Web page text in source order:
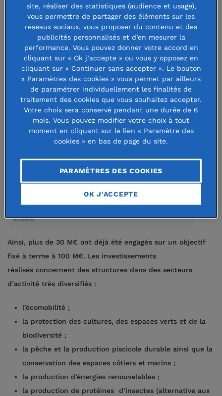
le gérant du fonds a reçu et analysé
plus de 350 dossiers, réalisé 70
rendez-vous avec des
entrepreneurs, et finalisé
l’investissement dans huit structures.
France.
Ainsi, plus de 30 M€ ont déjà été engagés sur un objectif
fixé à terme à 100 M€. Les investissements
réalisés concernent des structures dans des secteurs
d’activité très diversifiés :
l’écomobilité ;
la protection des cultures, des espaces verts et de la
biodiversité ;
la pêche et la production piscicole durable ainsi que la
conservation des espaces côtiers et marins ;
la production d’énergies renouvelables ;
la production de protéines d’insectes (alternative aux
site, réaliser des statistiques (audience et usage),
vous permettre de partager des éléments sur les
réseaux sociaux, vous proposer du contenu et des
publicités personnalisés et d’en mesurer la
performance. Vous pouvez donner votre accord en
cliquant sur « Ok j’accepte » ou vous y opposez en
cliquant sur « Continuer sans accepter ». Le bouton
« Paramètres des cookies » vous permet par ailleurs
de paramétrer individuellement les finalités de
traitement des cookies que vous souhaitez accepter.
Votre choix sera conservé pendant une durée de 6
mois. Vous pouvez modifier votre choix à tout
moment en cliquant sur le lien « Paramètre des
cookies » en bas de page du site.
PARAMÈTRES DES COOKIES
OK J'ACCEPTE